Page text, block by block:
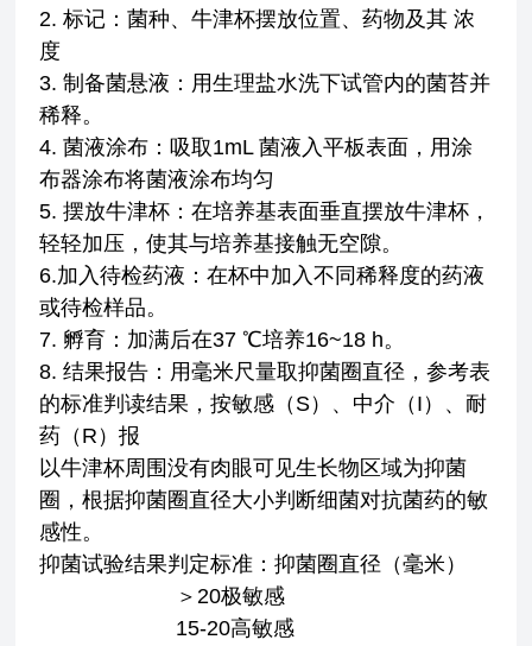
2. 标记：菌种、牛津杯摆放位置、药物及其 浓
度
3. 制备菌悬液：用生理盐水洗下试管内的菌苔并
稀释。
4. 菌液涂布：吸取1mL 菌液入平板表面，用涂
布器涂布将菌液涂布均匀
5. 摆放牛津杯：在培养基表面垂直摆放牛津杯，
轻轻加压，使其与培养基接触无空隙。
6.加入待检药液：在杯中加入不同稀释度的药液
或待检样品。
7. 孵育：加满后在37 ℃培养16~18 h。
8. 结果报告：用毫米尺量取抑菌圈直径，参考表
的标准判读结果，按敏感（S）、中介（I）、耐
药（R）报
以牛津杯周围没有肉眼可见生长物区域为抑菌
圈，根据抑菌圈直径大小判断细菌对抗菌药的敏
感性。
抑菌试验结果判定标准：抑菌圈直径（毫米）
＞20极敏感
15-20高敏感